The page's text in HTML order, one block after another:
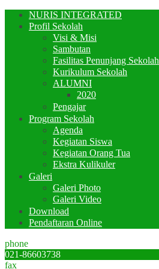
NURIS INTEGRATED
Profil Sekolah
Visi & Misi
Sambutan
Fasilitas Penunjang Sekolah
Kurikulum Sekolah
ALUMNI
2020
Pengajar
Program Sekolah
Agenda
Kegiatan Siswa
Kegiatan Orang Tua
Ekstra Kulikuler
Galeri
Galeri Photo
Galeri Video
Download
Pendaftaran Online
phone
021-86603738
fax